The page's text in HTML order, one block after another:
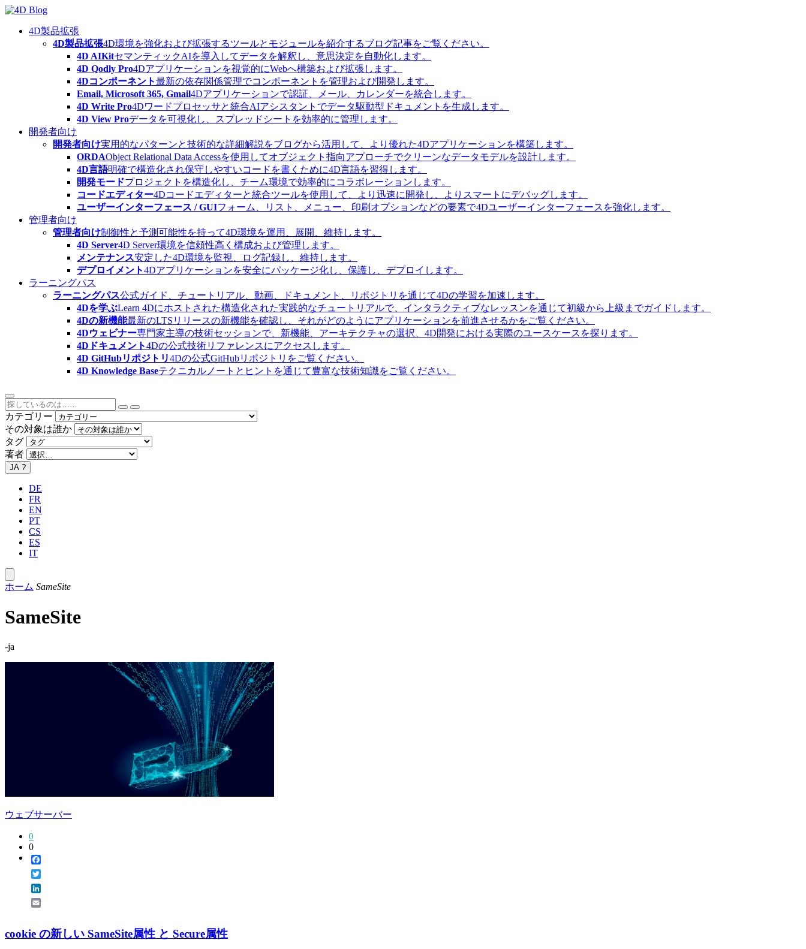
Skip
content4D製品拡張
4D製品拡張4D環境を強化および拡張するツールとモジュールを紹介するブログ記事をご覧ください。
4D AIKitセマンティックAIを導入してデータを解釈し、意思決定を自動化します。
4D Qodly Pro4Dアプリケーションを視覚的にWebへ構築および拡張します。
4Dコンポーネント最新の依存関係管理でコンポーネントを管理および開発します。
Email, Microsoft 365, Gmail4Dアプリケーションで認証、メール、カレンダーを統合します。
4D Write Pro4Dワードプロセッサと統合AIアシスタントでデータ駆動型ドキュメントを生成します。
4D View Proデータを可視化し、スプレッドシートを効率的に管理します。
開発者向け
開発者向け実用的なパターンと技術的な詳細解説をブログから活用して、より優れた4Dアプリケーションを構築します。
ORDAObject Relational Data Accessを使用してオブジェクト指向アプローチでクリーンなデータモデルを設計します。
4D言語明確で構造化され保守しやすいコードを書くために4D言語を習得します。
開発モードプロジェクトを構造化し、チーム環境で効率的にコラボレーションします。
コードエディター4Dコードエディターと統合ツールを使用して、より迅速に開発し、よりスマートにデバッグします。
ユーザーインターフェース / GUIフォーム、リスト、メニュー、印刷オプションなどの要素で4Dユーザーインターフェースを強化します。
管理者向け
管理者向け制御性と予測可能性を持って4D環境を運用、展開、維持します。
4D Server4D Server環境を信頼性高く構成および管理します。
メンテナンス安定した4D環境を監視、ログ記録し、維持します。
デプロイメント4Dアプリケーションを安全にパッケージ化し、保護し、デプロイします。
ラーニングパス
ラーニングパス公式ガイド、チュートリアル、動画、ドキュメント、リポジトリを通じて4Dの学習を加速します。
4Dを学ぶLearn 4Dにホストされた構造化された実践的なチュートリアルで、インタラクティブなレッスンを通じて初級から上級までガイドします。
4Dの新機能最新のLTSリリースの新機能を確認し、それがどのようにアプリケーションを前進させるかをご覧ください。
4Dウェビナー専門家主導の技術セッションで、新機能、アーキテクチャの選択、4D開発における実際のユースケースを探ります。
4Dドキュメント4Dの公式技術リファレンスにアクセスします。
4D GitHubリポジトリ4Dの公式GitHubリポジトリをご覧ください。
4D Knowledge Baseテクニカルノートとヒントを通じて豊富な技術知識をご覧ください。
カテゴリー
その対象は誰か
タグ
著者
JA ?
DE
FR
EN
PT
CS
ES
IT
ホーム SameSite
SameSite
-ja
ウェブサーバー
0
0
cookie の新しい SameSite属性 と Secure属性